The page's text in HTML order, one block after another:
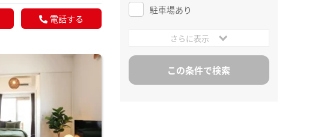
電話する
駐車場あり
さらに表示